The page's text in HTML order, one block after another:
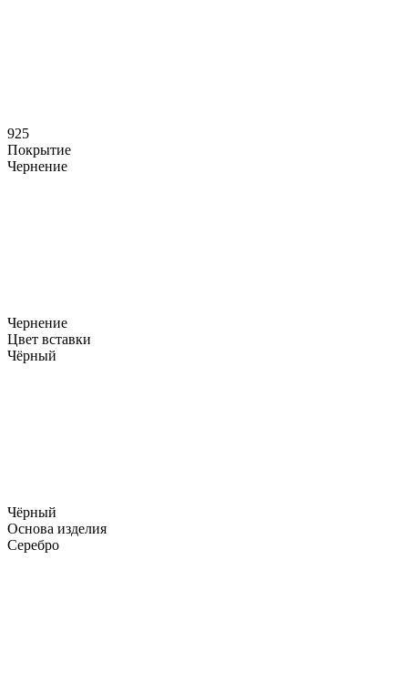
925
Покрытие
Чернение
Чернение
Цвет вставки
Чёрный
Чёрный
Основа изделия
Серебро